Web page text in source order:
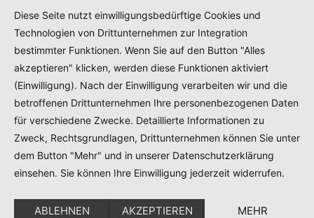
Diese Seite nutzt einwilligungsbedürftige Cookies und
Technologien von Drittunternehmen zur Integration
bestimmter Funktionen. Wenn Sie auf den Button "Alles
akzeptieren" klicken, werden diese Funktionen aktiviert
(Einwilligung). Nach der Einwilligung verarbeiten wir und die
betroffenen Drittunternehmen Ihre personenbezogenen Daten
für verschiedene Zwecke. Detaillierte Informationen zu
Zweck, Rechtsgrundlagen, Drittunternehmen können Sie unter
dem Button "Mehr" und in unserer Datenschutzerklärung
einsehen. Sie können Ihre Einwilligung jederzeit widerrufen.
ABLEHNEN AKZEPTIEREN MEHR